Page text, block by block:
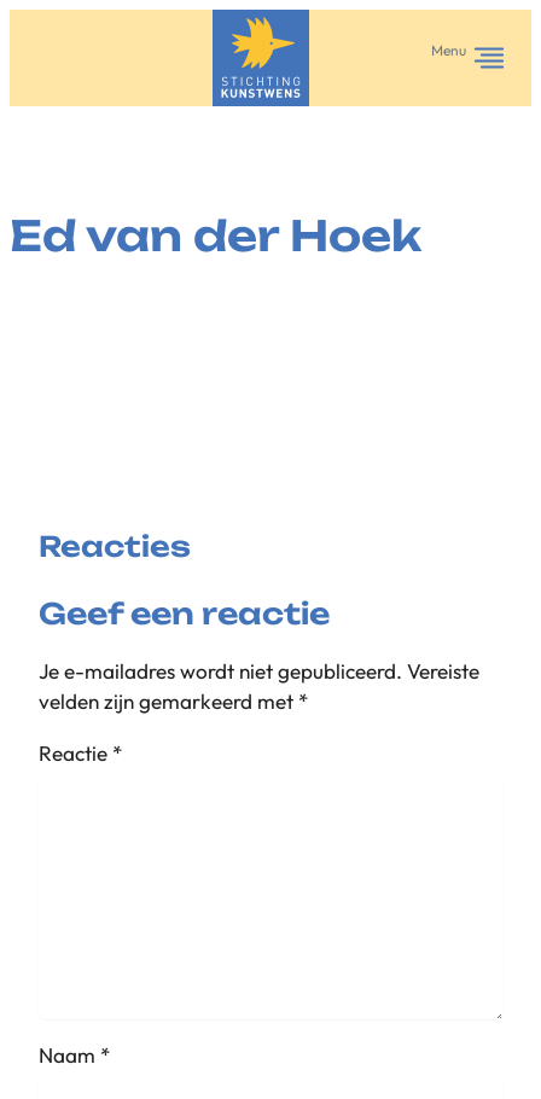
inhoud
Menu
Ed van der Hoek
Reacties
Geef een reactie
Je e-mailadres wordt niet gepubliceerd. Vereiste
velden zijn gemarkeerd met *
Reactie *
Naam *